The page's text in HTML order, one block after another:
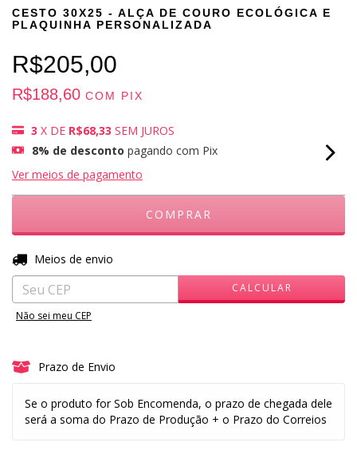
CESTO 30X25 - ALÇA DE COURO ECOLÓGICA E
PLAQUINHA PERSONALIZADA
R$205,00
R$188,60 COM PIX
3 X DE R$68,33 SEM JUROS
8% de desconto pagando com Pix
Ver meios de pagamento
Entregas para o CEP:
Meios de envio
CALCULAR
Não sei meu CEP
Prazo de Envio
Se o produto for Sob Encomenda, o prazo de chegada dele
será a soma do Prazo de Produção + o Prazo do Correios